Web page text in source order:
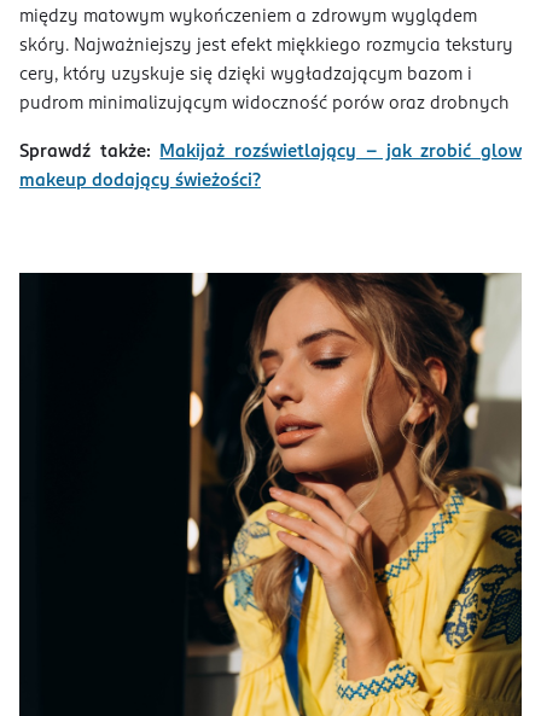
między matowym wykończeniem a zdrowym wyglądem
skóry. Najważniejszy jest efekt miękkiego rozmycia tekstury
cery, który uzyskuje się dzięki wygładzającym bazom i
pudrom minimalizującym widoczność porów oraz drobnych
Sprawdź także:
Makijaż rozświetlający - jak zrobić glow
makeup dodający świeżości?